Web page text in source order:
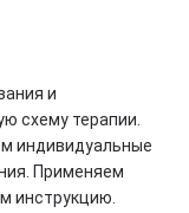
и
схему терапии.
индивидуальные
Применяем
инструкцию.